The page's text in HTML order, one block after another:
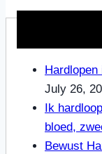
July 26,
Ik
bloed,
Bewust